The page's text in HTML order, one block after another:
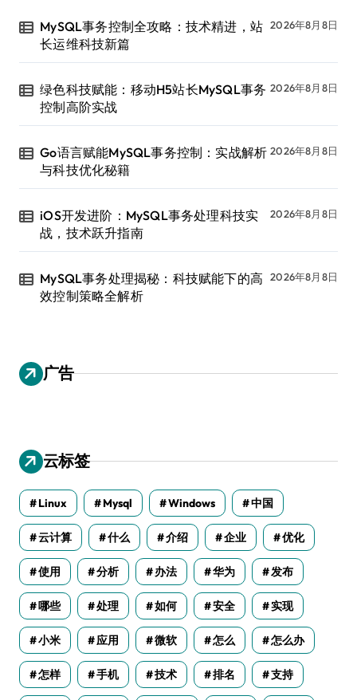
MySQL事务控制全攻略：技术精进，站
长运维科技新篇
2026年8月8日
绿色科技赋能：移动H5站长MySQL事务
控制高阶实战
2026年8月8日
Go语言赋能MySQL事务控制：实战解析
与科技优化秘籍
2026年8月8日
iOS开发进阶：MySQL事务处理科技实
战，技术跃升指南
2026年8月8日
MySQL事务处理揭秘：科技赋能下的高
效控制策略全解析
2026年8月8日
广告
云标签
Linux Mysql Windows 中国
云计算 什么 介绍 企业 优化
使用 分析 办法 华为 发布
哪些 处理 如何 安全 实现
小米 应用 微软 怎么 怎么办
怎样 手机 技术 排名 支持